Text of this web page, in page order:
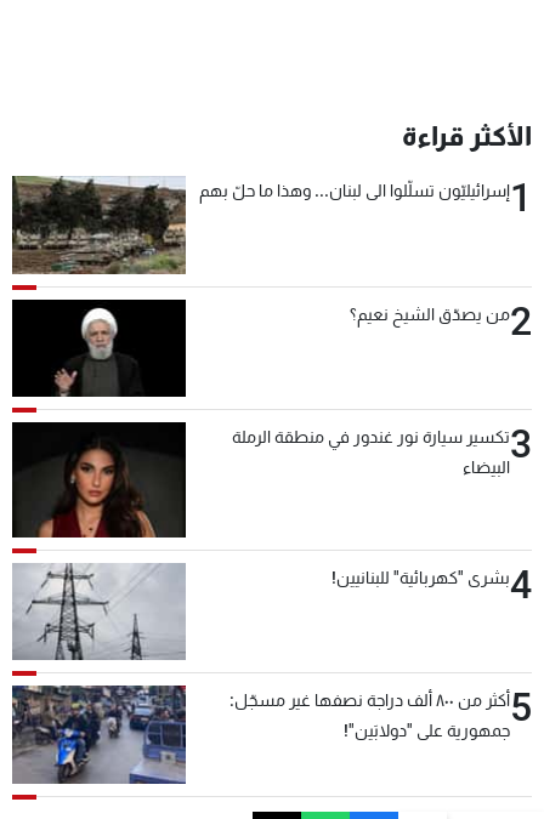
الأكثر قراءة
1إسرائيليّون تسلّلوا الى لبنان... وهذا ما حلّ بهم
2من يصدّق الشيخ نعيم؟
3تكسير سيارة نور غندور في منطقة الرملة
البيضاء
4بشرى "كهربائية" للبنانيين!
5
أكثر من ٨٠٠ ألف دراجة نصفها غير مسجّل:
جمهورية على "دولابَين"!